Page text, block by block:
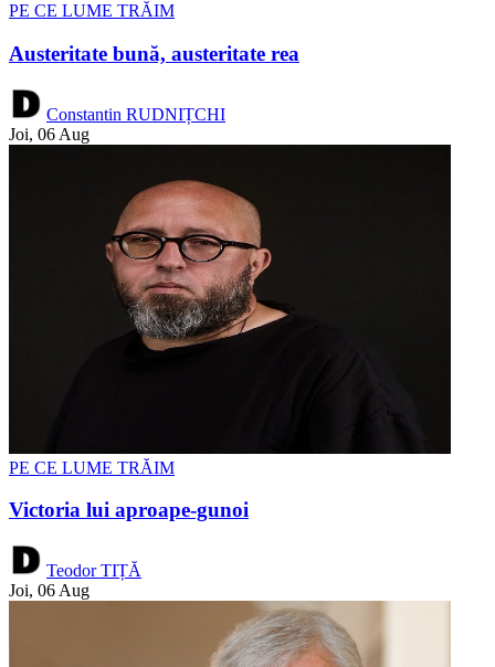
PE CE LUME TRĂIM
Austeritate bună, austeritate rea
Constantin RUDNIȚCHI
Joi, 06 Aug
PE CE LUME TRĂIM
Victoria lui aproape-gunoi
Teodor TIȚĂ
Joi, 06 Aug